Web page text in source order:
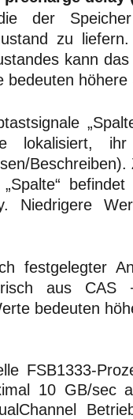
der
zu
kann
bedeuten höhere
lokalisiert,
Niedrigere
festgelegter
aus CAS
bedeuten
FSB1333-
10 GB/sec